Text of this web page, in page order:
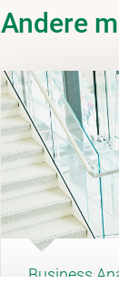
Andere
Business